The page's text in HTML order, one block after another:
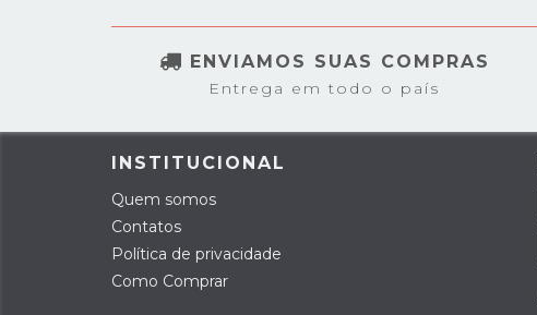
ENVIAMOS SUAS COMPRAS
Entrega em todo o país
INSTITUCIONAL
Quem somos
Contatos
Política de privacidade
Como Comprar